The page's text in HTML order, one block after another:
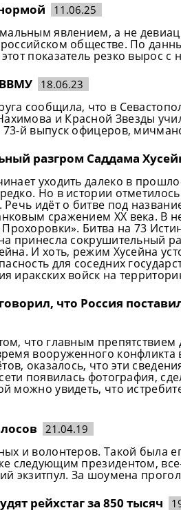
11.06.25
явлением, а не
обществе. По
показатель резко вырос
18.06.23
сообщила, что в
и Красной Звезды
й выпуск офицеров,
разгром Саддама
уходить далеко в
Но в истории
идёт о битве под
сражением ХХ века. В
Битва на 73
принесла сокрушительный
И хоть, режим Хусейна
для соседних
иракских войск на
что Россия
что главным препятствием
вооруженного конфликта
оказалось, что эти
появилась фотография,
можно увидеть, что
21.04.19
и волонтеров. Такой была
следующим президентом,
экзитпул. За шоумена
рейхстаг за 850 тысяч